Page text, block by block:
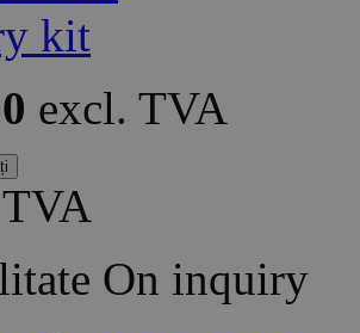
excl. TVA
On inquiry